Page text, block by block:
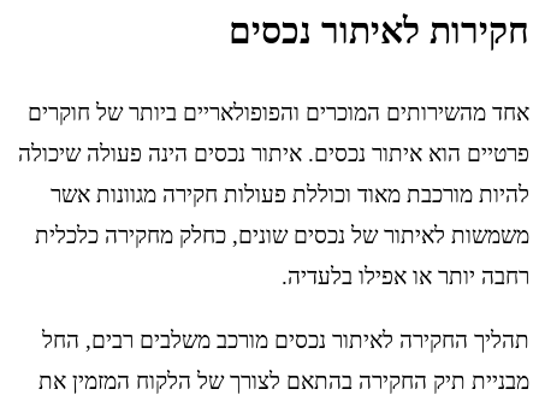
חקירות לאיתור נכסים
אחד מהשירותים המוכרים והפופולאריים ביותר של חוקרים
פרטיים הוא איתור נכסים. איתור נכסים הינה פעולה שיכולה
להיות מורכבת מאוד וכוללת פעולות חקירה מגוונות אשר
משמשות לאיתור של נכסים שונים, כחלק מחקירה כלכלית
רחבה יותר או אפילו בלעדיה.
תהליך החקירה לאיתור נכסים מורכב משלבים רבים, החל
מבניית תיק החקירה בהתאם לצורך של הלקוח המזמין את